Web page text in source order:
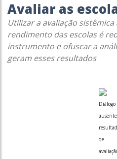
Avaliar as
Utilizar a avaliação
rendimento das escolas é
instrumento e ofuscar a
geram esses resultados
Diálogo
de